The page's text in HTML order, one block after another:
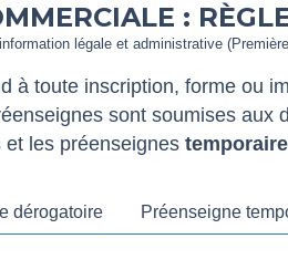
:
légale et administrative
à toute inscription, forme ou
sont soumises aux
et les préenseignes
dérogatoire Préenseigne